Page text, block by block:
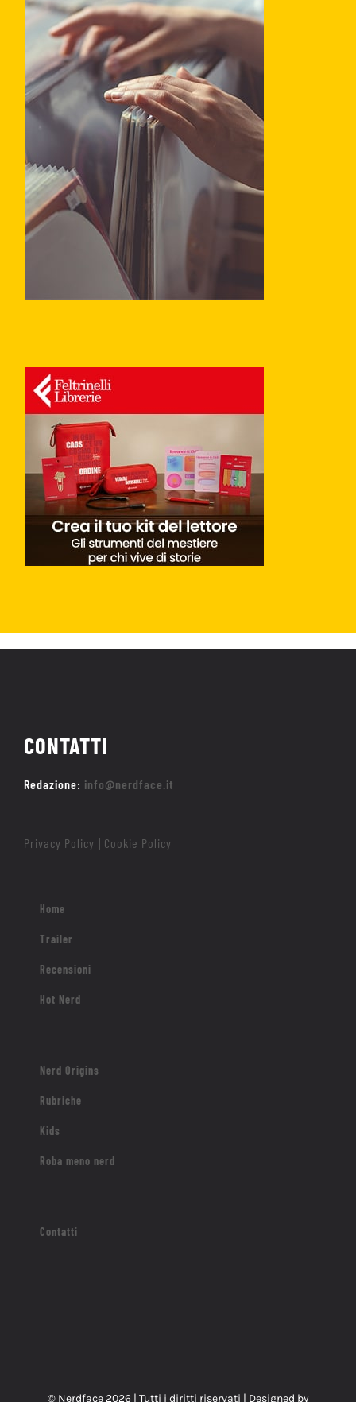
CONTATTI
Redazione: info@nerdface.it
Privacy Policy Cookie Policy
Home
Trailer
Recensioni
Hot Nerd
Nerd Origins
Rubriche
Kids
Roba meno nerd
Contatti
© Nerdface 2026 | Tutti i diritti riservati | Designed by